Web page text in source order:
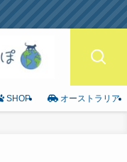
SHOP オーストラリア